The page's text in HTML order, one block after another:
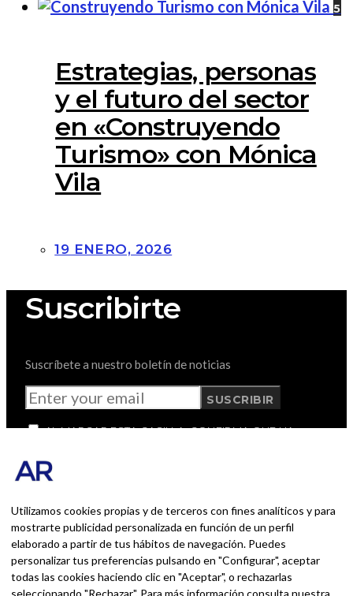
5
Estrategias, personas
y el futuro del sector
en «Construyendo
Turismo» con Mónica
Vila
19 ENERO, 2026
Suscribirte
Suscríbete a nuestro boletín de noticias
SUSCRIBIR
AL MARCAR ESTA CASILLA, CONFIRMA QUE HA
RESPECTO AL ALMACENAMIENTO DE LOS DATOS
ENVIADOS A TRAVÉS DE ESTE FORMULARIO.
#INICIO
#MARKETING
#RSC
#FORMACIÓN
Utilizamos cookies propias y de terceros con fines analíticos y para
mostrarte publicidad personalizada en función de un perfil
elaborado a partir de tus hábitos de navegación. Puedes
personalizar tus preferencias pulsando en "Configurar", aceptar
todas las cookies haciendo clic en "Aceptar", o rechazarlas
seleccionando "Rechazar". Para más información consulta nuestra